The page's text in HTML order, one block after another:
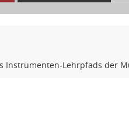
Instrumenten-Lehrpfads der